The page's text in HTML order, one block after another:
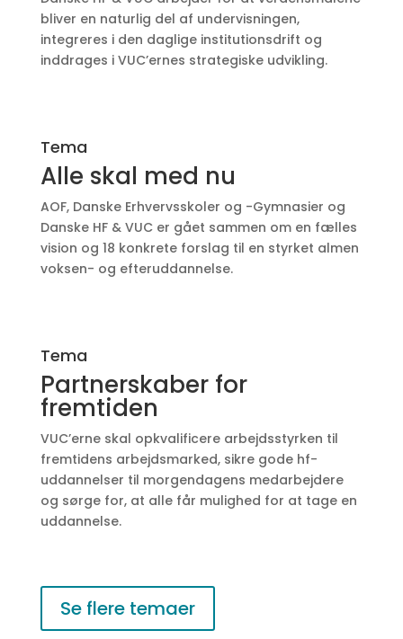
bliver en naturlig del af undervisningen,
integreres i den daglige institutionsdrift og
inddrages i VUC’ernes strategiske udvikling.
Tema
Alle skal med nu
AOF, Danske Erhvervsskoler og -Gymnasier og
Danske HF & VUC er gået sammen om en fælles
vision og 18 konkrete forslag til en styrket almen
voksen- og efteruddannelse.
Tema
Partnerskaber for
fremtiden
VUC’erne skal opkvalificere arbejdsstyrken til
fremtidens arbejdsmarked, sikre gode hf-
uddannelser til morgendagens medarbejdere
og sørge for, at alle får mulighed for at tage en
uddannelse.
Se flere temaer